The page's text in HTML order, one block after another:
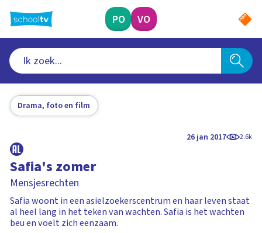
naar
hoofdinhoud
PO VO
Drama, foto en film
26 jan 2017 2.6k
Safia's zomer
Mensjesrechten
Safia woont in een asielzoekerscentrum en haar leven staat
al heel lang in het teken van wachten. Safia is het wachten
beu en voelt zich eenzaam.